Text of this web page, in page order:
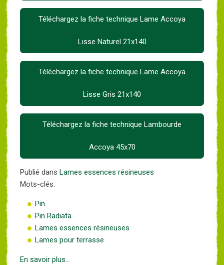
Téléchargez la fiche technique Lame Accoya
Lisse Naturel 21x140
Téléchargez la fiche technique Lame Accoya
Lisse Gris 21x140
Téléchargez la fiche technique Lambourde
Accoya 45x70
Publié dans Lames essences résineuses
Mots-clés:
Pin
Pin Radiata
Lames essences résineuses
Lames pour terrasse
En savoir plus...